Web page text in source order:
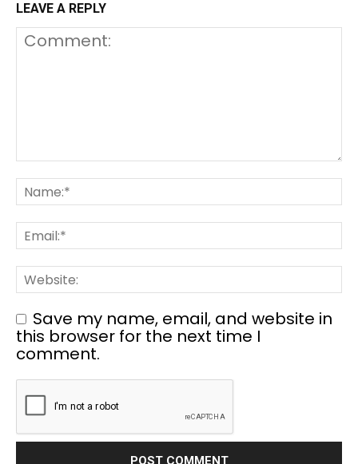
LEAVE A REPLY
Save my name, email, and website in
this browser for the next time I
comment.